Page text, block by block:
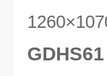
1260×1
GDHS61